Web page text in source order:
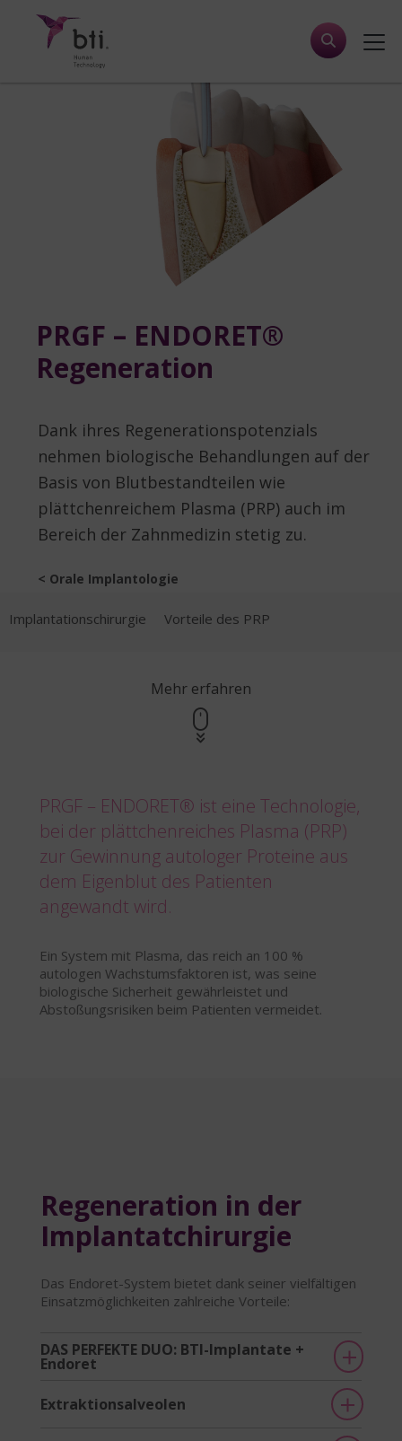
PRGF – ENDORET®
Regeneration
Dank ihres Regenerationspotenzials
nehmen biologische Behandlungen auf der
Basis von Blutbestandteilen wie
plättchenreichem Plasma (PRP) auch im
Bereich der Zahnmedizin stetig zu.
< Orale Implantologie
Implantationschirurgie Vorteile des PRP
Mehr erfahren
PRGF – ENDORET® ist eine Technologie,
bei der plättchenreiches Plasma (PRP)
zur Gewinnung autologer Proteine aus
dem Eigenblut des Patienten
angewandt wird.
Ein System mit Plasma, das reich an 100 %
autologen Wachstumsfaktoren ist, was seine
biologische Sicherheit gewährleistet und
Abstoßungsrisiken beim Patienten vermeidet.
Regeneration in der
Implantatchirurgie
Das Endoret-System bietet dank seiner vielfältigen
Einsatzmöglichkeiten zahlreiche Vorteile:
DAS PERFEKTE DUO: BTI-Implantate +
Endoret
Extraktionsalveolen